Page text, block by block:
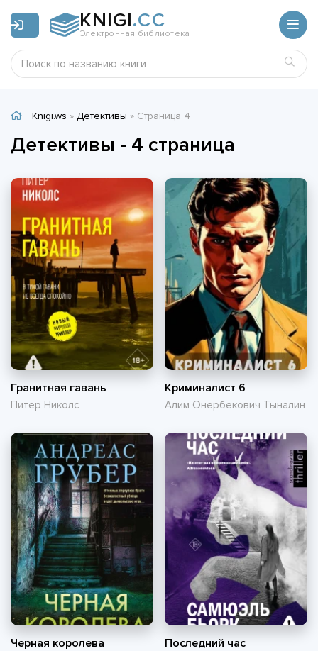
KNIGI.CC
Электронная библиотека
Knigi.ws » Детективы » Страница 4
Детективы - 4 страница
Гранитная гавань
Питер Николс
Криминалист 6
Алим Онербекович Тыналин
Черная королева Последний час